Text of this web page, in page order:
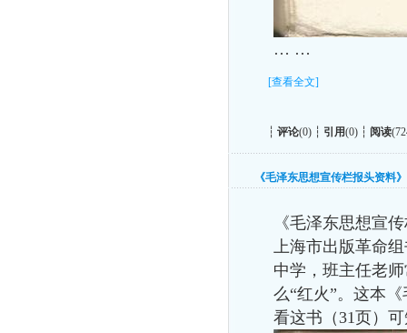
… …
[查看全文]
┆ 评论(0) ┆ 引用(0) ┆ 阅读
《毛泽东思想宣传栏报头资料》
《毛泽东思想宣
上海市出版革命
中学，班主任老
么“红火”。这本
看这书（31页）